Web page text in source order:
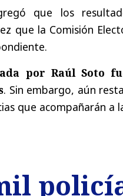
que los
que la Comisión
por Raúl Soto
. Sin embargo, aún
que acompañarán a